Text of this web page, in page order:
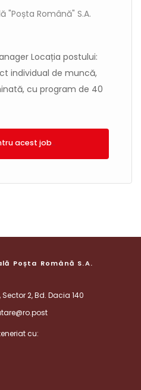
"Poșta Română" S.A.
Locația postului:
individual de muncă,
cu program de 40
Poșta Română S.A.
2, Bd. Dacia 140
cu: